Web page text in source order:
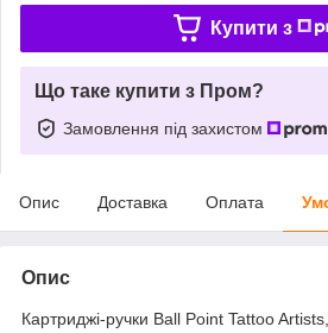
Купити з
Що таке купити з Пром?
Замовлення під захистом
Опис Доставка Оплата
Опис
Картриджі-ручки Ball Point Tattoo